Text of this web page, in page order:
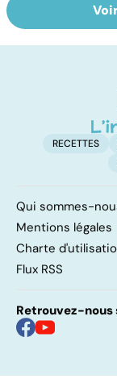
Tout savoir
cerveau
RECETTES
Qui sommes-
Mentions légales
Charte
Flux RSS
Retrouvez-nous